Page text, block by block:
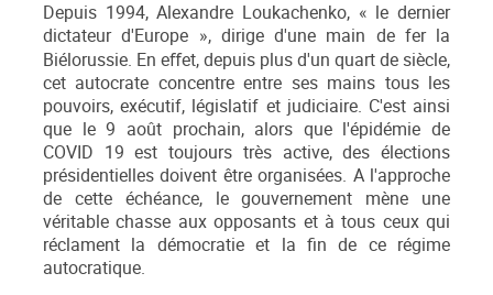
Depuis 1994, Alexandre Loukachenko, « le dernier
dictateur d'Europe », dirige d'une main de fer la
Biélorussie. En eﬀet, depuis plus d'un quart de siècle,
cet autocrate concentre entre ses mains tous les
pouvoirs, exécutif, législatif et judiciaire. C'est ainsi
que le 9 août prochain, alors que l'épidémie de
COVID 19 est toujours très active, des élections
présidentielles doivent être organisées. A l'approche
de cette échéance, le gouvernement mène une
véritable chasse aux opposants et à tous ceux qui
réclament la démocratie et la ﬁn de ce régime
autocratique.